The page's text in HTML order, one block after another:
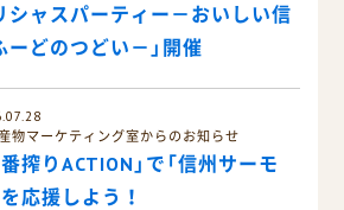
シャスパーティー－おいしい信
ーどのつどい－」開催
物マーケティング室からのお知らせ
番搾りACTION」で「信州サーモ
を応援しよう！